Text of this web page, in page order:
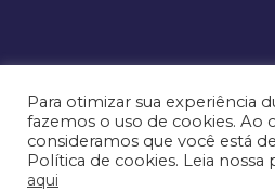
Para otimizar sua experiência
fazemos o uso de cookies. Ao
consideramos que você está
Política de cookies. Leia nossa
aqui